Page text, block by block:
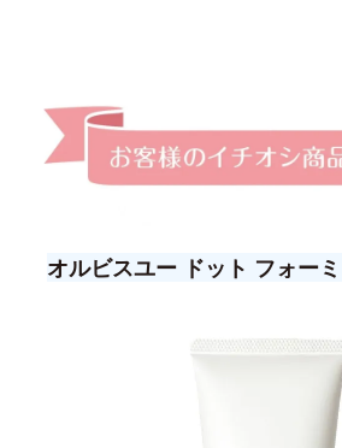
オルビスユー ドット フォー